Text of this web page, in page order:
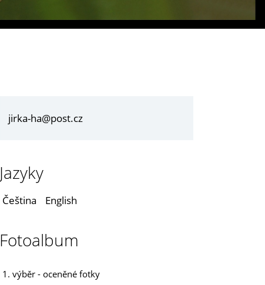
jirka-ha@post.cz
Jazyky
Čeština English
Fotoalbum
1. výběr - oceněné fotky